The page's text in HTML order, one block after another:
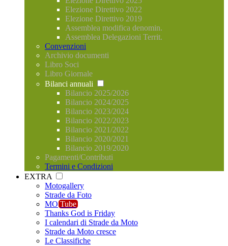
Elezione Direttivo 2022
Elezione Direttivo 2019
Assemblea modifica denomin.
Assemblea Delegazioni Territ.
Convenzioni
Archivio documenti
Libro Soci
Libro Giornale
Bilanci annuali
Bilancio 2025/2026
Bilancio 2024/2025
Bilancio 2023/2024
Bilancio 2022/2023
Bilancio 2021/2022
Bilancio 2020/2021
Bilancio 2019/2020
Pagamenti/Contributi
Termini e Condizioni
EXTRA
Motogallery
Strade da Foto
MO Tube
Thanks God is Friday
I calendari di Strade da Moto
Strade da Moto cresce
Le Classifiche